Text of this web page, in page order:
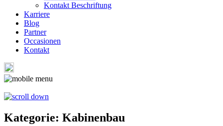
Kontakt Beschriftung
Karriere
Blog
Partner
Occasionen
Kontakt
Kategorie: Kabinenbau